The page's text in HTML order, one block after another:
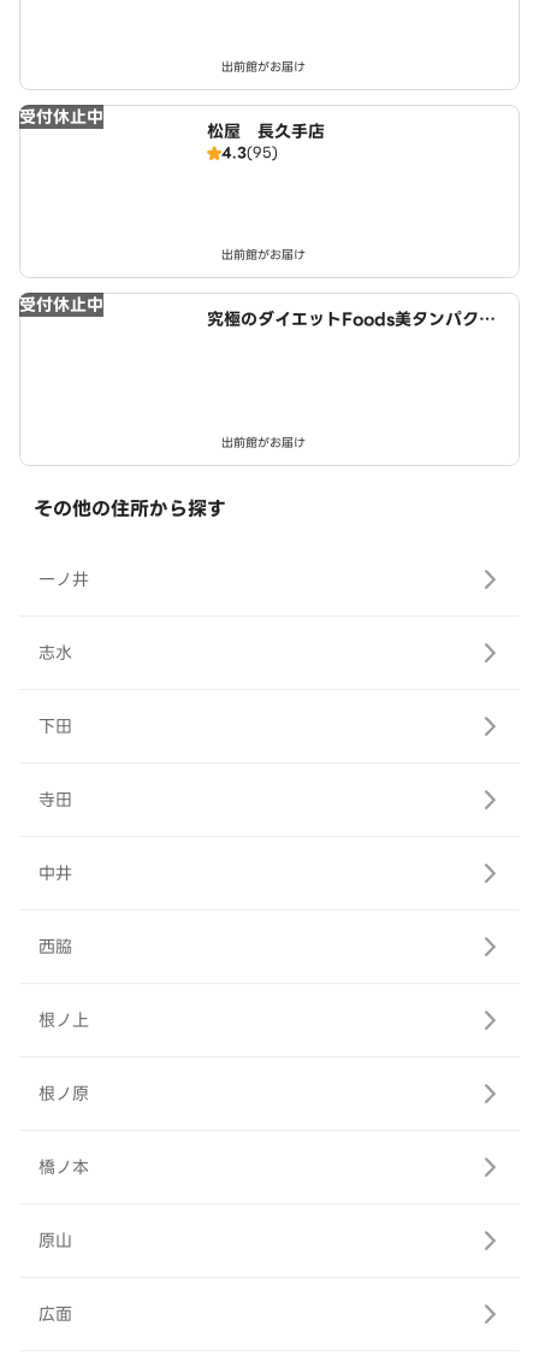
出前館がお届け
受付休止中
松屋 長久手店
4.3(95)
出前館がお届け
受付休止中
究極のダイエットFoods美タンパクラ
出前館がお届け
その他の住所から探す
一ノ井
志水
下田
寺田
中井
西脇
根ノ上
根ノ原
橋ノ本
原山
広面